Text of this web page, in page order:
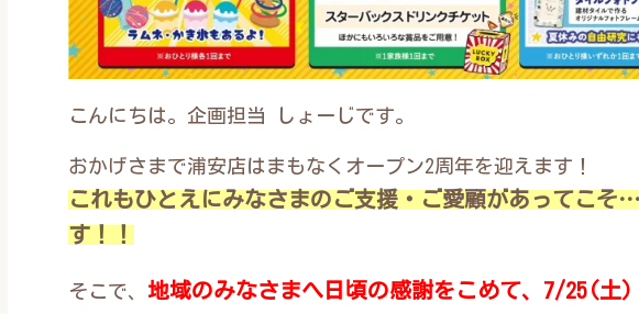
こんにちは。企画担当 しょーじです。
おかげさまで浦安店はまもなくオープン2周年を迎えます！
これもひとえにみなさまのご支援・ご愛顧があってこそ
す！！
そこで、 地域のみなさまへ日頃の感謝をこめて、 7/25(土)